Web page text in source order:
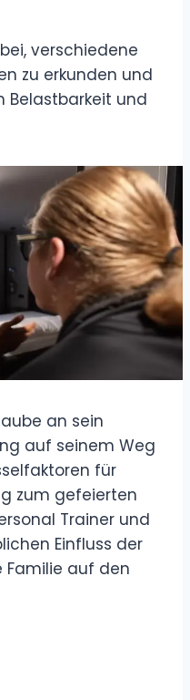
verschiedene
zu erkunden und
Belastbarkeit und
an sein
auf seinem Weg
für
zum gefeierten
Trainer und
Einfluss der
Familie auf den